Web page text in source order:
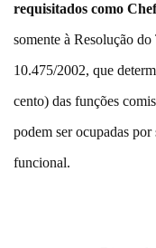
requisitados como
somente à Resolução
10.475/2002, que
cento) das funções
podem ser ocupadas
funcional.